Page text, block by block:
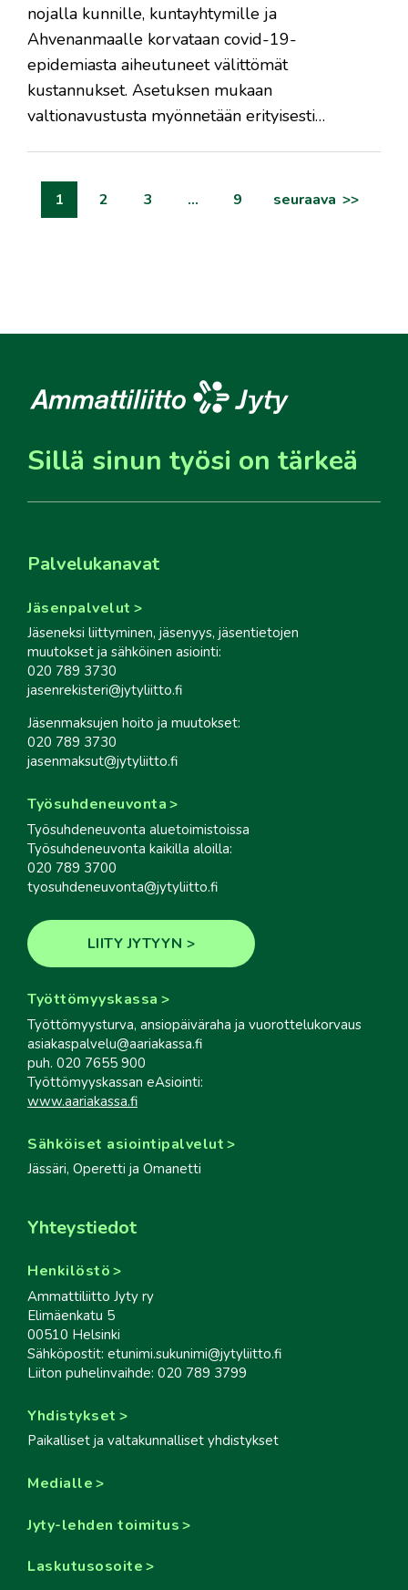
nojalla kunnille, kuntayhtymille ja
Ahvenanmaalle korvataan covid-19-
epidemiasta aiheutuneet välittömät
kustannukset. Asetuksen mukaan
valtionavustusta myönnetään erityisesti…
artikkelien
sivutus
1 2 3 … 9 seuraava
Sillä sinun työsi on tärkeä
Palvelukanavat
Jäsenpalvelut
Jäseneksi liittyminen, jäsenyys, jäsentietojen
muutokset ja sähköinen asiointi:
020 789 3730
jasenrekisteri@jytyliitto.fi
Jäsenmaksujen hoito ja muutokset:
020 789 3730
jasenmaksut@jytyliitto.fi
Työsuhdeneuvonta
Työsuhdeneuvonta aluetoimistoissa
Työsuhdeneuvonta kaikilla aloilla:
020 789 3700
tyosuhdeneuvonta@jytyliitto.fi
LIITY JYTYYN
Työttömyyskassa
Työttömyysturva, ansiopäiväraha ja vuorottelukorvaus
asiakaspalvelu@aariakassa.fi
puh. 020 7655 900
Työttömyyskassan eAsiointi:
www.aariakassa.fi
Sähköiset asiointipalvelut
Jässäri, Operetti ja Omanetti
Yhteystiedot
Henkilöstö
Ammattiliitto Jyty ry
Elimäenkatu 5
00510 Helsinki
Sähköpostit: etunimi.sukunimi@jytyliitto.fi
Liiton puhelinvaihde: 020 789 3799
Yhdistykset
Paikalliset ja valtakunnalliset yhdistykset
Medialle
Jyty-lehden toimitus
Laskutusosoite